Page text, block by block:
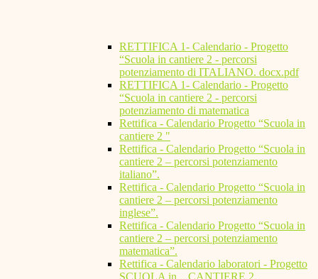
RETTIFICA 1- Calendario - Progetto
“Scuola in cantiere 2 - percorsi
potenziamento di ITALIANO. docx.pdf
RETTIFICA 1- Calendario - Progetto
“Scuola in cantiere 2 - percorsi
potenziamento di matematica
Rettifica - Calendario Progetto “Scuola in
cantiere 2 "
Rettifica - Calendario Progetto “Scuola in
cantiere 2 – percorsi potenziamento
italiano”.
Rettifica - Calendario Progetto “Scuola in
cantiere 2 – percorsi potenziamento
inglese”.
Rettifica - Calendario Progetto “Scuola in
cantiere 2 – percorsi potenziamento
matematica”.
Rettifica - Calendario laboratori - Progetto